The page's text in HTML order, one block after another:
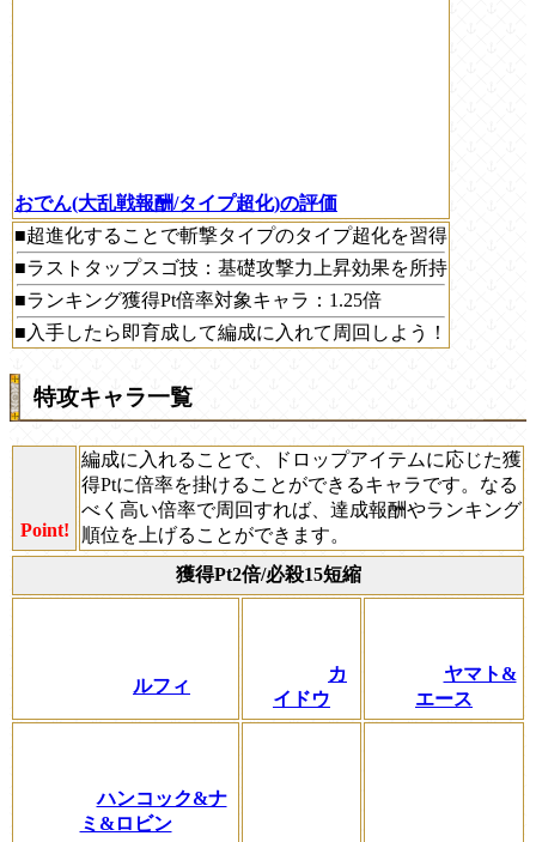
おでん(大乱戦報酬/タイプ超化)の評価
■超進化することで斬撃タイプのタイプ超化を習得
■ラストタップスゴ技：基礎攻撃力上昇効果を所持
■ランキング獲得Pt倍率対象キャラ：1.25倍
■入手したら即育成して編成に入れて周回しよう！
特攻キャラ一覧
Point!
編成に入れることで、ドロップアイテムに応じた獲
得Ptに倍率を掛けることができるキャラです。なる
べく高い倍率で周回すれば、達成報酬やランキング
順位を上げることができます。
獲得Pt2倍/必殺15短縮
ルフィ
カ
イドウ
ヤマト&
エース
ハンコック&ナ
ミ&ロビン